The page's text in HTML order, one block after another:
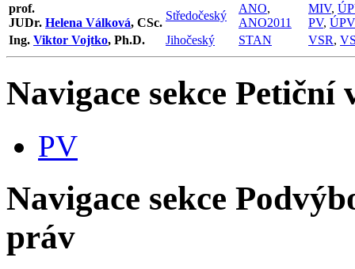
prof.
JUDr. Helena Válková, CSc.
Středočeský
ANO,
ANO2011
MIV,
PV, ÚPV
Ing. Viktor Vojtko, Ph.D. Jihočeský STAN VSR,
Navigace sekce Petiční
PV
Navigace sekce
práv